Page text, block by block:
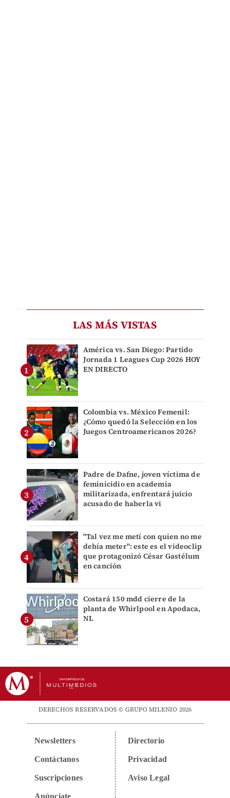
LAS MÁS VISTAS
América vs. San Diego: Partido
Jornada 1 Leagues Cup 2026 HOY
EN DIRECTO
Colombia vs. México Femenil:
¿Cómo quedó la Selección en los
Juegos Centroamericanos 2026?
Padre de Dafne, joven víctima de
feminicidio en academia
militarizada, enfrentará juicio
acusado de haberla vi
"Tal vez me metí con quien no me
debía meter": este es el videoclip
que protagonizó César Gastélum
en canción
Costará 150 mdd cierre de la
planta de Whirlpool en Apodaca,
NL
DERECHOS RESERVADOS © GRUPO MILENIO 2026
Newsletters
Contáctanos
Suscripciones
Anúnciate
Directorio
Privacidad
Aviso Legal